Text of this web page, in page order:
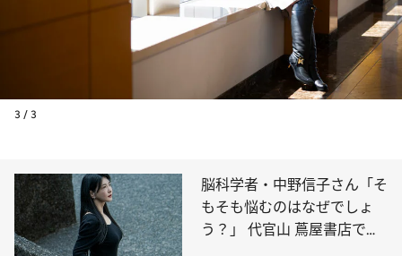
3 / 3
脳科学者・中野信子さん「そ
もそも悩むのはなぜでしょ
う？」 代官山 蔦屋書店でト